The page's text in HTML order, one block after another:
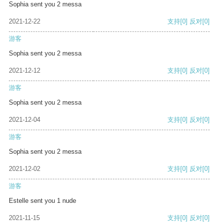
Sophia sent you 2 messa
2021-12-22 支持[0] 反对[0]
游客
Sophia sent you 2 messa
2021-12-12 支持[0] 反对[0]
游客
Sophia sent you 2 messa
2021-12-04 支持[0] 反对[0]
游客
Sophia sent you 2 messa
2021-12-02 支持[0] 反对[0]
游客
Estelle sent you 1 nude
2021-11-15 支持[0] 反对[0]